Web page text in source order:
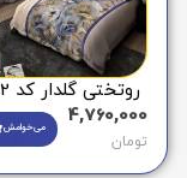
روتختی گلدار کد BD502
4,760,000
تومان
می‌خوامش